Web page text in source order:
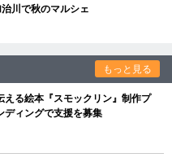
川で秋のマルシェ
もっと見る
える絵本『スモックリン』制作プ
ィングで支援を募集